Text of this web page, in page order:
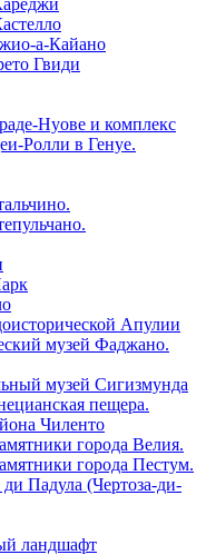
а-Кайано
Гвиди
Нуове и комплекс
Ролли в Генуе.
Апулии
музей Фаджано.
музей Сигизмунда
пещера.
Чиленто
города Велия.
города Пестум.
Падула (Чертоза-ди-
ландшафт